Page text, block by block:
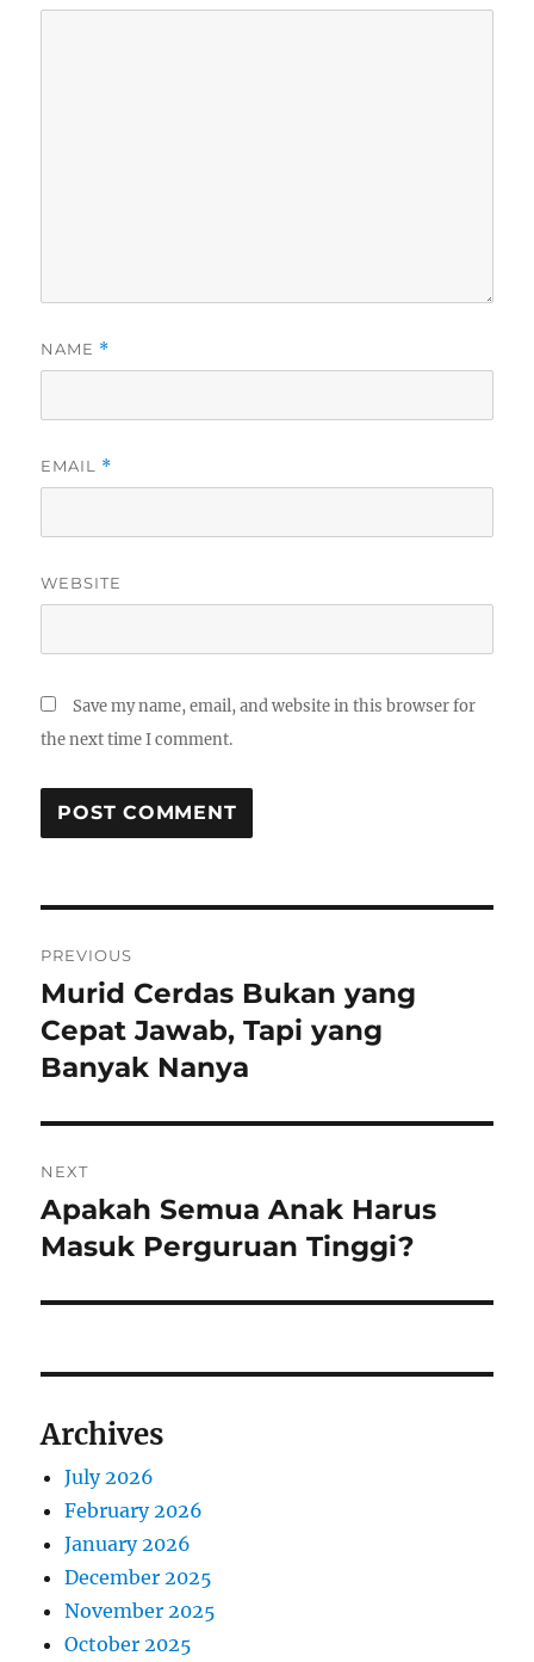
NAME *
EMAIL *
WEBSITE
Save my name, email, and website in this browser for
the next time I comment.
navigation
PREVIOUS
Previous
post:
Murid Cerdas Bukan yang
Cepat Jawab, Tapi yang
Banyak Nanya
NEXT
Next
post:
Apakah Semua Anak Harus
Masuk Perguruan Tinggi?
Archives
July 2026
February 2026
January 2026
December 2025
November 2025
October 2025